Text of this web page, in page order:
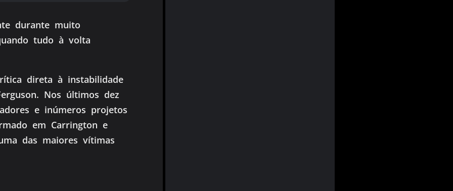
durante muito
tudo à volta
direta à instabilidade
Nos últimos dez
e inúmeros projetos
em Carrington e
das maiores vítimas